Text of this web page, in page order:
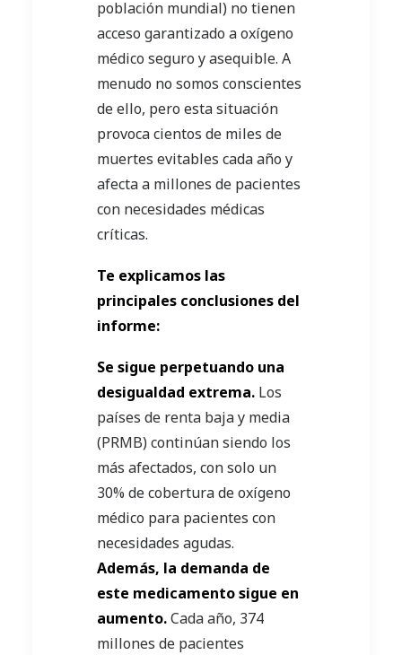
población mundial) no tienen
acceso garantizado a oxígeno
médico seguro y asequible. A
menudo no somos conscientes
de ello, pero esta situación
provoca cientos de miles de
muertes evitables cada año y
afecta a millones de pacientes
con necesidades médicas
críticas.
Te explicamos las
principales conclusiones del
informe:
Se sigue perpetuando una
desigualdad extrema. Los
países de renta baja y media
(PRMB) continúan siendo los
más afectados, con solo un
30% de cobertura de oxígeno
médico para pacientes con
necesidades agudas.
Además, la demanda de
este medicamento sigue en
aumento.Cada año, 374
millones de pacientes